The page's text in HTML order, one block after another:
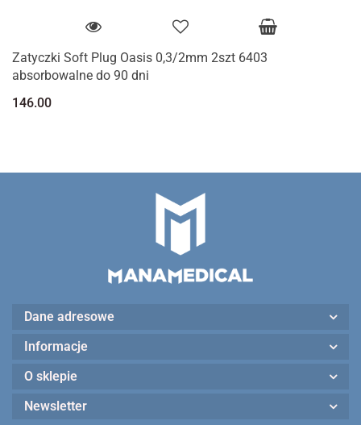
Zatyczki Soft Plug Oasis 0,3/2mm 2szt 6403
absorbowalne do 90 dni
146.00
Dane adresowe
Informacje
O sklepie
Newsletter